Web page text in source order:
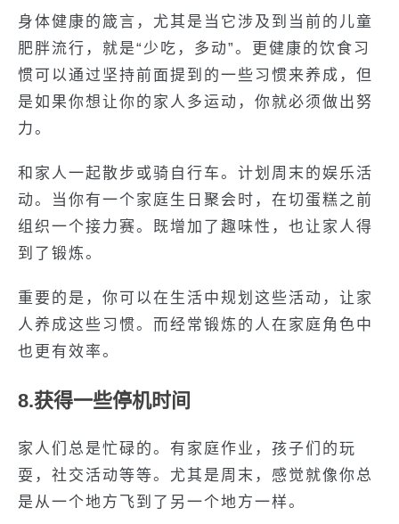
身体健康的箴言，尤其是当它涉及到当前的儿童
肥胖流行，就是“少吃，多动”。更健康的饮食习
惯可以通过坚持前面提到的一些习惯来养成，但
是如果你想让你的家人多运动，你就必须做出努
力。
和家人一起散步或骑自行车。计划周末的娱乐活
动。当你有一个家庭生日聚会时，在切蛋糕之前
组织一个接力赛。既增加了趣味性，也让家人得
到了锻炼。
重要的是，你可以在生活中规划这些活动，让家
人养成这些习惯。而经常锻炼的人在家庭角色中
也更有效率。
8.获得一些停机时间
家人们总是忙碌的。有家庭作业，孩子们的玩
耍，社交活动等等。尤其是周末，感觉就像你总
是从一个地方飞到了另一个地方一样。